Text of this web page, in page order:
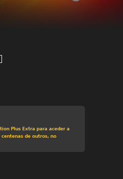
em relação ao preço original
Plus Extra para aceder a
de outros, no